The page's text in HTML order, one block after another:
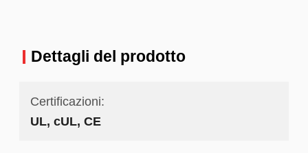
Dettagli del prodotto
Certificazioni:
UL, cUL, CE